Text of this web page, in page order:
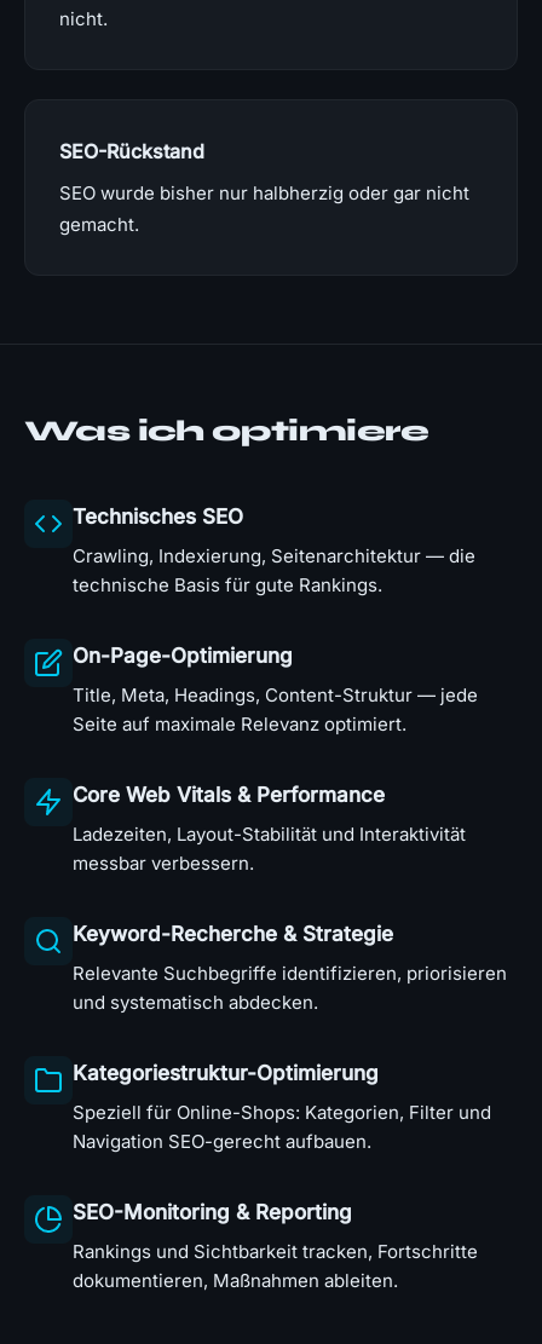
nicht.
SEO-Rückstand
SEO wurde bisher nur halbherzig oder gar nicht
gemacht.
Was ich optimiere
Technisches SEO
Crawling, Indexierung, Seitenarchitektur — die
technische Basis für gute Rankings.
On-Page-Optimierung
Title, Meta, Headings, Content-Struktur — jede
Seite auf maximale Relevanz optimiert.
Core Web Vitals & Performance
Ladezeiten, Layout-Stabilität und Interaktivität
messbar verbessern.
Keyword-Recherche & Strategie
Relevante Suchbegriffe identifizieren, priorisieren
und systematisch abdecken.
Kategoriestruktur-Optimierung
Speziell für Online-Shops: Kategorien, Filter und
Navigation SEO-gerecht aufbauen.
SEO-Monitoring & Reporting
Rankings und Sichtbarkeit tracken, Fortschritte
dokumentieren, Maßnahmen ableiten.